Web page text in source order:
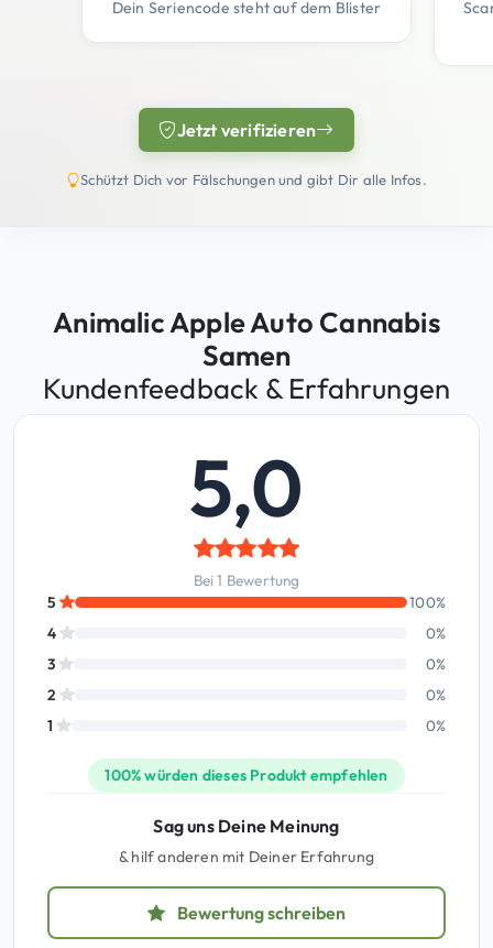
Dein Seriencode steht auf dem Blister
Jetzt verifizieren
(öffnet in neuem Tab)
Schützt Dich vor Fälschungen und gibt Dir alle Infos.
Animalic Apple Auto Cannabis
Samen
Kundenfeedback & Erfahrungen
5,0
Bei 1 Bewertung
5
100%
4
0%
3
0%
2
0%
1
0%
100% würden dieses Produkt empfehlen
Sag uns Deine Meinung
& hilf anderen mit Deiner Erfahrung
Bewertung schreiben